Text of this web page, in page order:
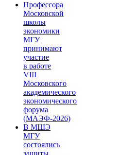
Профессора
Московской
школы
экономики
МГУ
принимают
участие
в работе
VIII
Московского
академического
экономического
форума
(МАЭФ-2026)
В МШЭ
МГУ
состоялись